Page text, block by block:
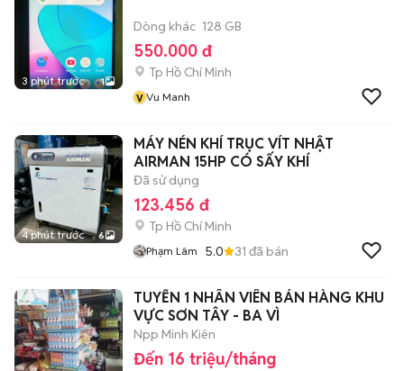
3 phút trước 1
Dòng khác 128 GB
550.000 đ
Tp Hồ Chí Minh
v Vu Manh
4 phút trước 6
MÁY NÉN KHÍ TRỤC VÍT NHẬT
AIRMAN 15HP CÓ SẤY KHÍ
Đã sử dụng
123.456 đ
Tp Hồ Chí Minh
Phạm Lâm 5.0 31 đã bán
TUYỂN 1 NHÂN VIÊN BÁN HÀNG KHU
VỰC SƠN TÂY - BA VÌ
Npp Minh Kiên
Đến 16 triệu/tháng